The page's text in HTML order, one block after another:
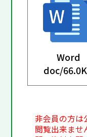
Word
doc/
非会員の方は
閲覧出来ませ